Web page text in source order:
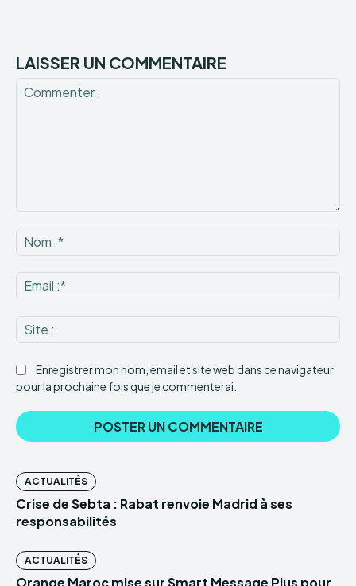
LAISSER UN COMMENTAIRE
:*
:*
:
Enregistrer mon nom, email et site web dans ce navigateur
pour la prochaine fois que je commenterai.
ACTUALITÉS
Crise de Sebta : Rabat renvoie Madrid à ses
responsabilités
ACTUALITÉS
Orange Maroc mise sur Smart Message Plus pour